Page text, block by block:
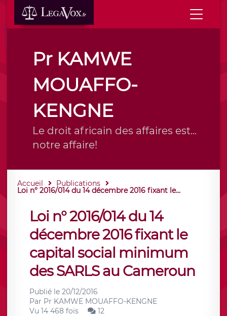
Pr KAMWE
MOUAFFO-
KENGNE
Le droit africain des affaires est...
notre affaire!
Accueil Publications
Loi n° 2016/014 du 14 décembre 2016 fixant le...
Loi n° 2016/014 du 14
décembre 2016 fixant le
capital social minimum
des SARLS au Cameroun
Publié le 20/12/2016
Par Pr KAMWE MOUAFFO-KENGNE
Vu 14 468 fois
12